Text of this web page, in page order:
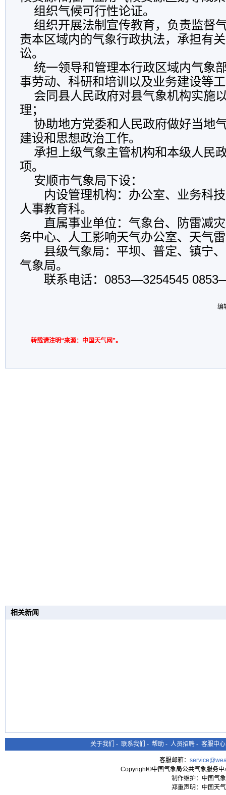
组织气候可行性论证。
组织开展法制宣传教育，负责监督
责本区域内的气象行政执法，承担有
讼。
统一领导和管理本行政区域内气象
事劳动、科研和培训以及业务建设等
会同县人民政府对县气象机构实施
理；
协助地方党委和人民政府做好当地
建设和思想政治工作。
承担上级气象主管机构和本级人民
项。
安顺市气象局下设：
内设管理机构：办公室、业务科技
人事教育科。
直属事业单位：气象台、防雷减灾
务中心、人工影响天气办公室、天气
县级气象局：平坝、普定、镇宁、
气象局。
联系电话：0853—3254545
编
转载请注明“来源：中国天气网”。
相关新闻
关于我们 - 联系我们 - 帮助 - 人员招聘 - 客服中心
客服邮箱：
Copyright©中国气象局公共气象服务
制作维护：中国气
郑重声明：中国天